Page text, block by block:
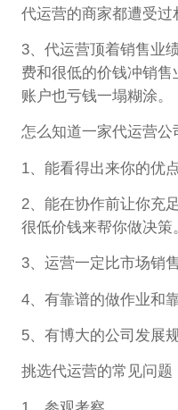
代运营的商家都遭受过
3、代运营顶着销售业
费和很低的价钱冲销
账户也亏钱一塌糊涂。
怎么知道一家代运营公
1、能看得出来你的优
2、能在协作前让你充
很低价钱来帮你做决策
3、运营一定比市场销
4、有靠谱的做作业和
5、有博大的公司发展规
挑选代运营的常见问题